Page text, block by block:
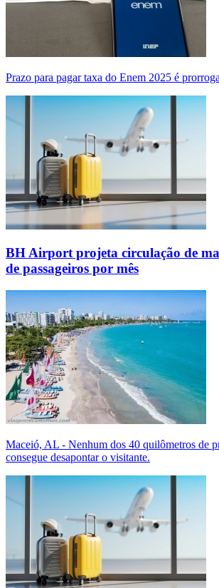
Prazo para pagar taxa do Enem 2025 é
BH Airport projeta circulação de
de passageiros por mês
Maceió, AL - Nenhum dos 40 quilômetros de
consegue desapontar o visitante.